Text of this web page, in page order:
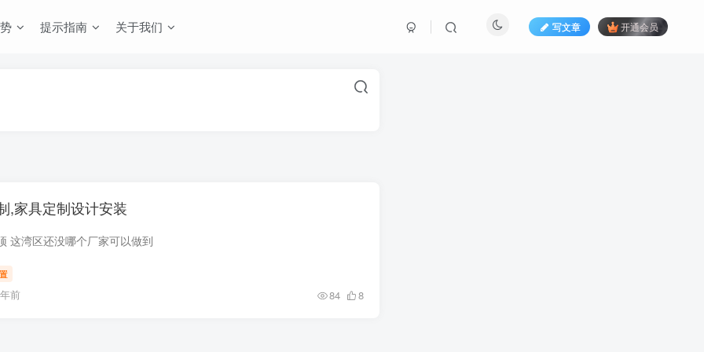
提示指南 关于我们 写文章 开通会员
,家具定制设计安装
这湾区还没哪个厂家可以做到
前 84 8